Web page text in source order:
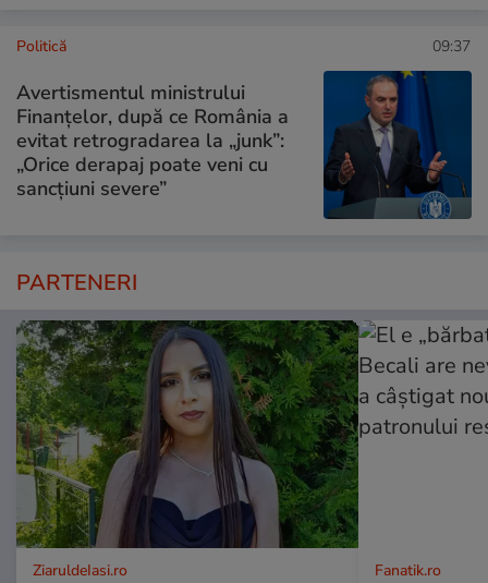
Politică 09:37
Avertismentul ministrului
Finanțelor, după ce România a
evitat retrogradarea la „junk”:
„Orice derapaj poate veni cu
sancțiuni severe”
PARTENERI
ZiaruldeIasi.ro Fanatik.ro